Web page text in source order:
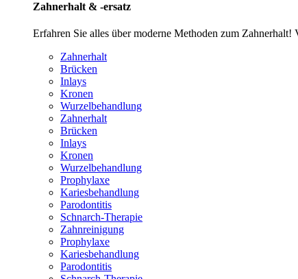
Zahnerhalt & -ersatz
Erfahren Sie alles über moderne Methoden zum
Zahnerhalt
Brücken
Inlays
Kronen
Wurzelbehandlung
Zahnerhalt
Brücken
Inlays
Kronen
Wurzelbehandlung
Prophylaxe
Kariesbehandlung
Parodontitis
Schnarch-Therapie
Zahnreinigung
Prophylaxe
Kariesbehandlung
Parodontitis